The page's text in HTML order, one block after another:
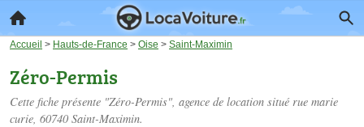
Accueil > Hauts-de-France > Oise > Saint-Maximin
Zéro-Permis
Cette fiche présente "Zéro-Permis", agence de location situé rue marie
curie, 60740 Saint-Maximin.